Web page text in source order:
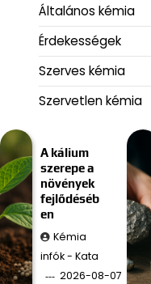
Általános kémia
Érdekességek
Szerves kémia
Szervetlen kémia
A kálium
szerepe a
növények
fejlődéséb
en
Kémia
infók - Kata
2026-08-07